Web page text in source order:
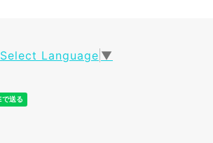
Select Language ▼